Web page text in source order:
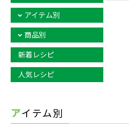
アイテム別
商品別
新着レシピ
人気レシピ
アイテム別